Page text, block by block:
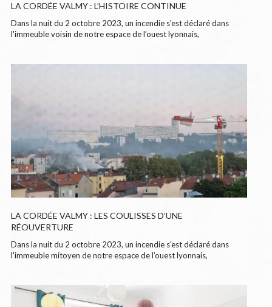
LA CORDÉE VALMY : L’HISTOIRE CONTINUE
Dans la nuit du 2 octobre 2023, un incendie s'est déclaré dans
l'immeuble voisin de notre espace de l’ouest lyonnais,
LA CORDÉE VALMY : LES COULISSES D’UNE
RÉOUVERTURE
Dans la nuit du 2 octobre 2023, un incendie s'est déclaré dans
l'immeuble mitoyen de notre espace de l’ouest lyonnais,